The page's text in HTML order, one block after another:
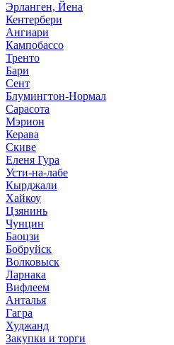
Эрланген, Йена
Кентербери
Ангиари
Кампобассо
Тренто
Бари
Сент
Блумингтон-Нормал
Сарасота
Мэрион
Керава
Скиве
Еленя Гура
Усти-на-лабе
Кырджали
Хайкоу
Цзянинь
Чунцин
Баоцзи
Бобруйск
Волковыск
Ларнака
Вифлеем
Анталья
Гагра
Худжанд
Закупки и торги